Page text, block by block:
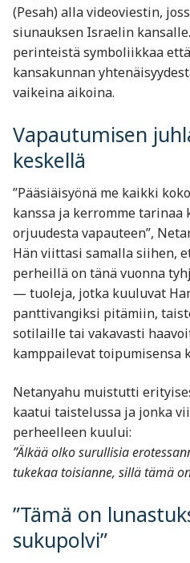
(Pesah) alla videoviestin,
siunauksen Israelin
perinteistä symboliikkaa
kansakunnan
vaikeina aikoina.
Vapautumisen
keskellä
”Pääsiäisyönä me kaikki
kanssa ja kerromme tarinaa
orjuudesta vapauteen”,
Hän viittasi samalla siihen,
perheillä on tänä vuonna
— tuoleja, jotka kuuluvat
panttivangiksi pitämiin,
sotilaille tai vakavasti
kamppailevat toipumisensa
Netanyahu muistutti
kaatui taistelussa ja jonka
perheelleen kuului:
”Älkää olko surullisia
tukekaa toisianne, sillä tämä
”Tämä on
sukupolvi”